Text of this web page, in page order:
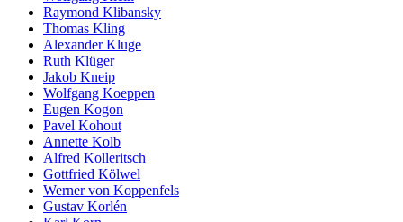
Raymond Klibansky
Thomas Kling
Alexander Kluge
Ruth Klüger
Jakob Kneip
Wolfgang Koeppen
Eugen Kogon
Pavel Kohout
Annette Kolb
Alfred Kolleritsch
Gottfried Kölwel
Werner von Koppenfels
Gustav Korlén